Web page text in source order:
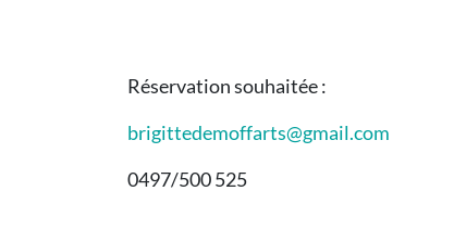
Réservation souhaitée :
brigittedemoffarts@gmail.com
0497/500 525